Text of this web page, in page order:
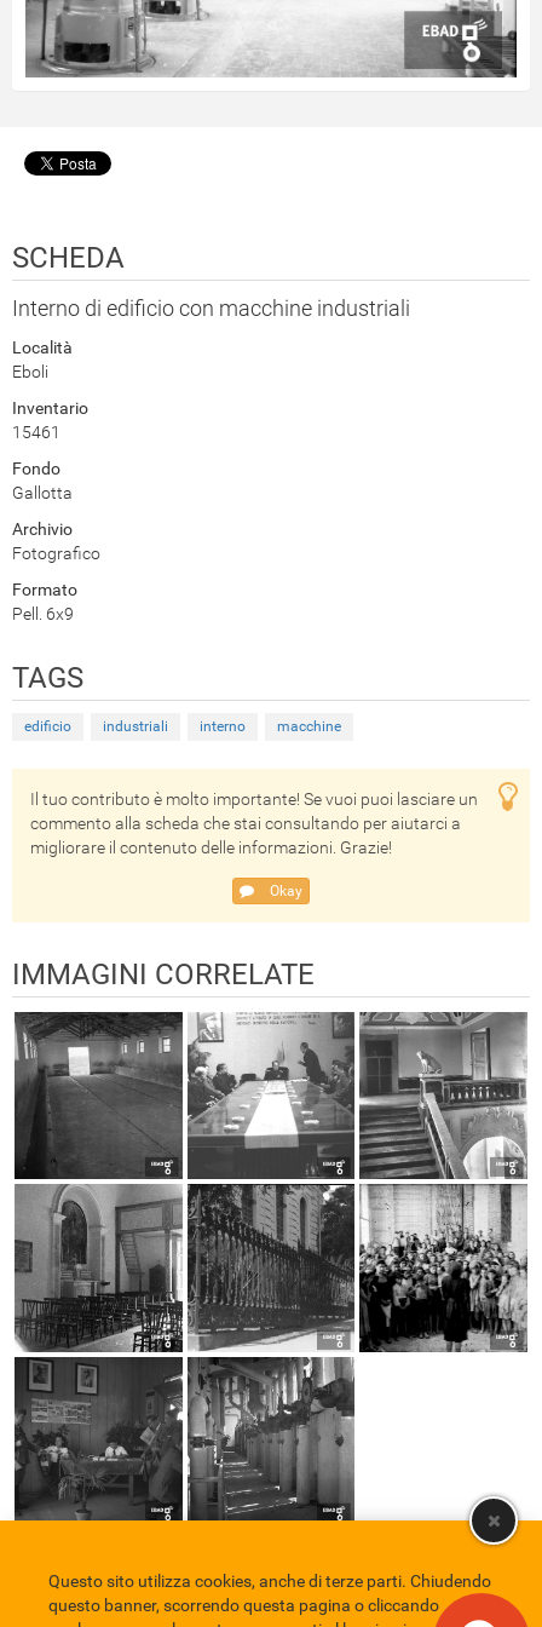
SCHEDA
Interno di edificio con macchine industriali
Località
Eboli
Inventario
15461
Fondo
Gallotta
Archivio
Fotografico
Formato
Pell. 6x9
TAGS
edificio industriali interno macchine
Il tuo contributo è molto importante! Se vuoi puoi lasciare un
commento alla scheda che stai consultando per aiutarci a
migliorare il contenuto delle informazioni. Grazie!
Okay
IMMAGINI CORRELATE
Comune di Eboli Servizio Bibliotecario Nazionale
Privacy policy
Questo sito utilizza cookies, anche di terze parti. Chiudendo
questo banner, scorrendo questa pagina o cliccando